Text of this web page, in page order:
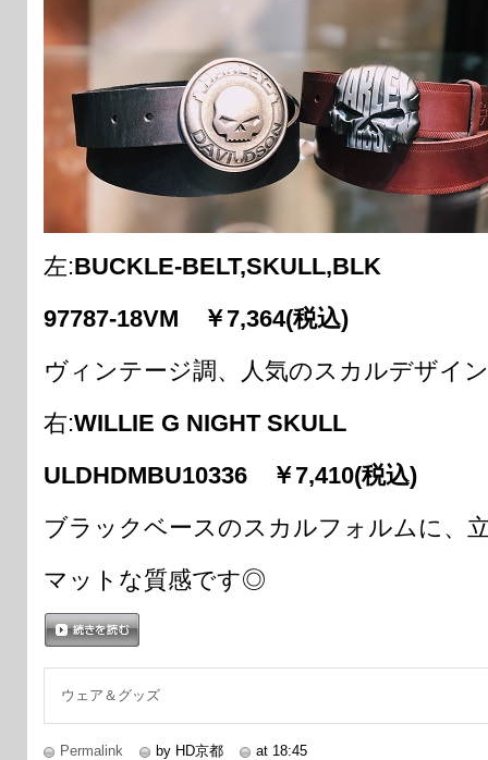
左:BUCKLE-BELT,SKULL,BLK
97787-18VM ￥7,364(税込)
ヴィンテージ調、人気のスカルデザイ
右:WILLIE G NIGHT SKULL
ULDHDMBU10336 ￥7,410(税込)
ブラックベースのスカルフォルムに、
マットな質感です◎
ウェア＆グッズ
Permalink by HD京都 at 18:45